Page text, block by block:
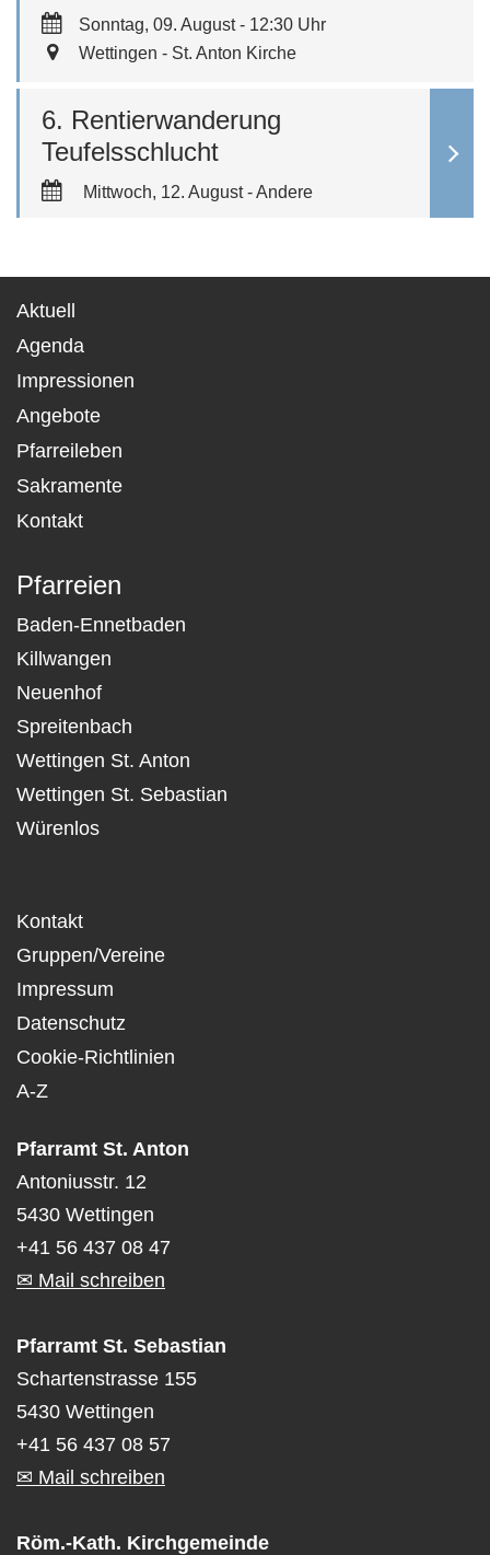
Sonntag, 09. August - 12:30 Uhr
Wettingen - St. Anton Kirche
Mittwoch, 12. August - Andere
6. Rentierwanderung
Teufelsschlucht
Aktuell
Agenda
Impressionen
Angebote
Pfarreileben
Sakramente
Kontakt
Pfarreien
Baden-Ennetbaden
Killwangen
Neuenhof
Spreitenbach
Wettingen St. Anton
Wettingen St. Sebastian
Würenlos
Kontakt
Gruppen/Vereine
Impressum
Datenschutz
Cookie-Richtlinien
A-Z
Pfarramt St. Anton
Antoniusstr. 12
5430 Wettingen
+41 56 437 08 47
✉ Mail schreiben
Pfarramt St. Sebastian
Schartenstrasse 155
5430 Wettingen
+41 56 437 08 57
✉ Mail schreiben
Röm.-Kath. Kirchgemeinde